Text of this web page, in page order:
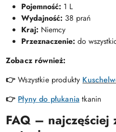
Pojemność: 1 L
Wydajność: 38 prań
Kraj: Niemcy
Przeznaczenie: do
Zobacz również:
👉Wszystkie produkty
👉 Płyny do płukania tkanin
FAQ – najczęściej